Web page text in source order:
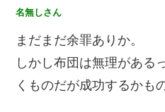
名無しさん
まだまだ余罪ありか。
しかし布団は無理がある
くものだが成功するかも